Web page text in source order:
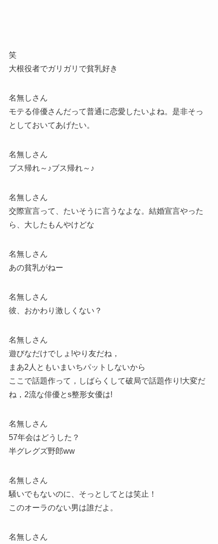
笑
大根役者でガリガリで貧乳好き
名無しさん
モテる俳優さんだって普通に恋愛したいよね。是非そっ
としておいてあげたい。
名無しさん
ブス帰れ～♪ブス帰れ～♪
名無しさん
交際宣言って、たいそうに言うなよな。結婚宣言やった
ら、大したもんやけどな
名無しさん
あの貧乳がねー
名無しさん
彼、おかわり激しくない？
名無しさん
遊びなだけでしょ!やり友だね，
まあ2人ともいまいちパットしないから
ここで話題作って，しばらくして破局で話題作り!大変だ
ね，2流な俳優とs整形女優は!
名無しさん
57年会はどうした？
半グレグズ野郎ww
名無しさん
騒いでもないのに、そっとしてとは笑止！
このオーラのない男は誰だよ。
名無しさん